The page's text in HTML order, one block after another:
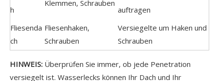
h
Klemmen, Schrauben
auftragen
Fliesenda
ch
Fliesenhaken,
Schrauben
Versiegelte um Haken und
Schrauben
HINWEIS: Überprüfen Sie immer, ob jede Penetration
versiegelt ist. Wasserlecks können Ihr Dach und Ihr